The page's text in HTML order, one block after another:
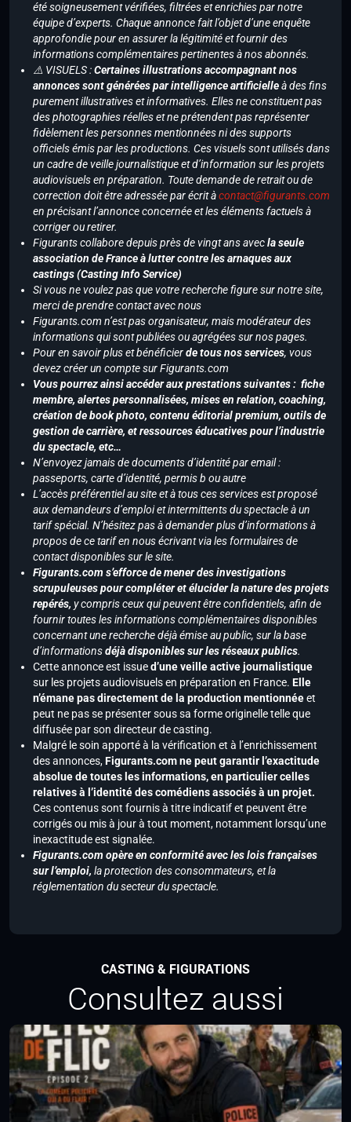
été soigneusement vérifiées, filtrées et enrichies par notre
équipe d’experts. Chaque annonce fait l’objet d’une enquête
approfondie pour en assurer la légitimité et fournir des
informations complémentaires pertinentes à nos abonnés.
⚠️ VISUELS :Certaines illustrations accompagnant nos
annonces sont générées par intelligence artificielleà des fins
purement illustratives et informatives. Elles ne constituent pas
des photographies réelles et ne prétendent pas représenter
fidèlement les personnes mentionnées ni des supports
officiels émis par les productions. Ces visuels sont utilisés dans
un cadre de veille journalistique et d’information sur les projets
audiovisuels en préparation. Toute demande de retrait ou de
correction doit être adressée par écrit àcontact@figurants.com
en précisant l’annonce concernée et les éléments factuels à
corriger ou retirer.
Figurants collabore depuis près de vingt ans avecla seule
association de France à lutter contre les arnaques aux
castings (Casting Info Service)
Si vous ne voulez pas que votre recherche figure sur notre site,
merci de prendre contact avec nous
Figurants.com n’est pas organisateur, mais modérateur des
informations qui sont publiées ou agrégées sur nos pages.
Pour en savoir plus et bénéficierde tous nos services, vous
devez créer un compte sur Figurants.com
Vous pourrez ainsi accéder aux prestations suivantes : fiche
membre, alertes personnalisées, mises en relation, coaching,
création de book photo, contenu éditorial premium, outils de
gestion de carrière, et ressources éducatives pour l’industrie
du spectacle, etc…
N’envoyez jamais de documents d’identité par email :
passeports, carte d’identité, permis b ou autre
L’accès préférentiel au site et à tous ces services est proposé
aux demandeurs d’emploi et intermittents du spectacle à un
tarif spécial. N’hésitez pas à demander plus d’informations à
propos de ce tarif en nous écrivant via les formulaires de
contact disponibles sur le site.
Figurants.com s’efforce de mener des investigations
scrupuleuses pour compléter et élucider la nature des projets
repérés, y compris ceux qui peuvent être confidentiels, afin de
fournir toutes les informations complémentaires disponibles
concernant une recherche déjà émise au public, sur la base
d’informationsdéjà disponibles sur les réseaux publics.
Cette annonce est issued’une veille active journalistique
sur les projets audiovisuels en préparation en France. Elle
n’émane pas directement de la production mentionnéeet
peut ne pas se présenter sous sa forme originelle telle que
diffusée par son directeur de casting.
Malgré le soin apporté à la vérification et à l’enrichissement
des annonces,Figurants.com ne peut garantir l’exactitude
absolue de toutes les informations, en particulier celles
relatives à l’identité des comédiens associés à un projet.
Ces contenus sont fournis à titre indicatif et peuvent être
corrigés ou mis à jour à tout moment, notamment lorsqu’une
inexactitude est signalée.
Figurants.com opère en conformité avec les lois françaises
sur l’emploi, la protection des consommateurs, et la
réglementation du secteur du spectacle.
CASTING & FIGURATIONS
Consultez aussi